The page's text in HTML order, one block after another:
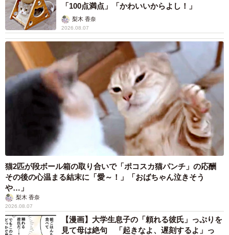
「100点満点」「かわいいからよし！」
梨木 香奈
2026.08.07
猫2匹が段ボール箱の取り合いで「ポコスカ猫パンチ」の応酬
その後の心温まる結末に「愛～！」「おばちゃん泣きそう
や…」
梨木 香奈
2026.08.07
【漫画】大学生息子の「頼れる彼氏」っぷりを
見て母は絶句 「起きなよ、遅刻するよ」っ